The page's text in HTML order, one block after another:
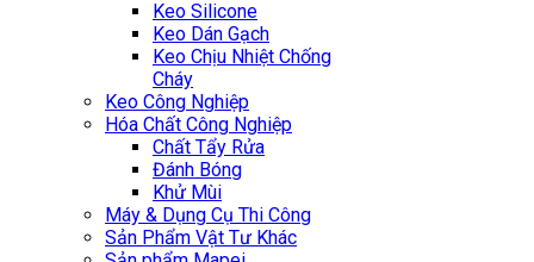
Keo Silicone
Keo Dán Gạch
Keo Chịu Nhiệt Chống
Cháy
Keo Công Nghiệp
Hóa Chất Công Nghiệp
Chất Tẩy Rửa
Đánh Bóng
Khử Mùi
Máy & Dụng Cụ Thi Công
Sản Phẩm Vật Tư Khác